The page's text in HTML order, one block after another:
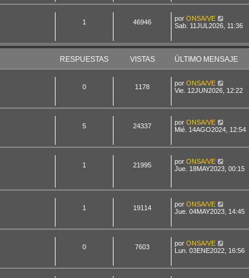
1 46946 por ONSA/VE
Sab. 11JUL2026, 11:36
RESPUESTAS VISTAS ÚLTIMO MENSAJE
0 1178 por ONSA/VE
Vie. 12JUN2026, 12:22
5 24337 por ONSA/VE
Mié. 14AGO2024, 12:54
1 21995 por ONSA/VE
Jue. 18MAY2023, 00:15
1 19114 por ONSA/VE
Jue. 04MAY2023, 14:45
0 7603 por ONSA/VE
Lun. 03ENE2022, 16:56